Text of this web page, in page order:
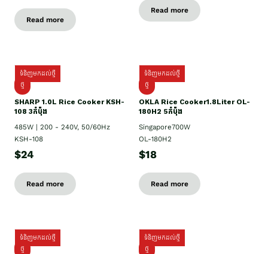
Read more
Read more
ទំនិញមកដល់ថ្មី
ថ្មី
SHARP 1.០L Rice Cooker KSH-
108 3កំប៉ុង
485W | 200 - 240V, 50/60Hz
KSH-108
$24
Read more
ទំនិញមកដល់ថ្មី
ថ្មី
OKLA Rice Cooker1.8Liter OL-
180H2 5កំប៉ុង
Singapore700W
OL-180H2
$18
Read more
ទំនិញមកដល់ថ្មី
ថ្មី
ទំនិញមកដល់ថ្មី
ថ្មី